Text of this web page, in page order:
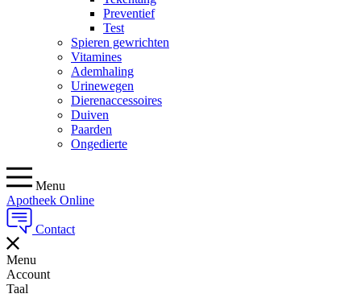
Preventief
Test
Spieren gewrichten
Vitamines
Ademhaling
Urinewegen
Dierenaccessoires
Duiven
Paarden
Ongedierte
Menu
Apotheek Online
Contact
Menu
Account
Taal